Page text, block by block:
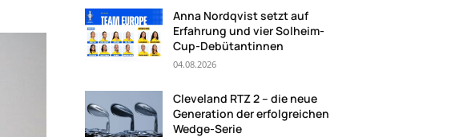
Anna Nordqvist setzt auf
Erfahrung und vier Solheim-
Cup-Debütantinnen
04.08.2026
Cleveland RTZ 2 – die neue
Generation der erfolgreichen
Wedge-Serie